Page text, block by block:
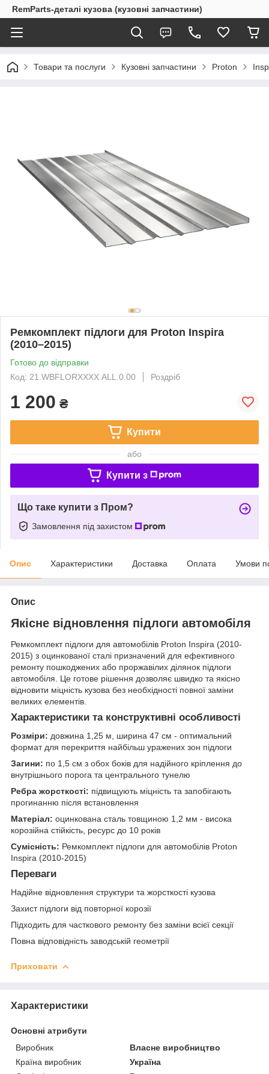
RemParts-деталі кузова (кузовні запчастини)
Товари та послуги Кузовні запчастини Proton
Ремкомплект підлоги для Proton Inspira
(2010–2015)
Готово до відправки
Код: 21.WBFLORXXXX.ALL.0.00
Роздріб
1 200 ₴
Купити
або
Купити з
Що таке купити з Пром?
Замовлення під захистом
Опис Характеристики Доставка Оплата Умови
Опис
Якісне відновлення підлоги автомобіля
Ремкомплект підлоги для автомобілів Proton Inspira (2010-
2015) з оцинкованої сталі призначений для ефективного
ремонту пошкоджених або проржавілих ділянок підлоги
автомобіля. Це готове рішення дозволяє швидко та якісно
відновити міцність кузова без необхідності повної заміни
великих елементів.
Характеристики та конструктивні особливості
Розміри: довжина 1,25 м, ширина 47 см - оптимальний
формат для перекриття найбільш уражених зон підлоги
Загини: по 1,5 см з обох боків для надійного кріплення до
внутрішнього порога та центрального тунелю
Ребра жорсткості: підвищують міцність та запобігають
прогинанню після встановлення
Матеріал: оцинкована сталь товщиною 1,2 мм - висока
корозійна стійкість, ресурс до 10 років
Сумісність: Ремкомплект підлоги для автомобілів Proton
Inspira (2010-2015)
Переваги
Надійне відновлення структури та жорсткості кузова
Захист підлоги від повторної корозії
Підходить для часткового ремонту без заміни всієї секції
Повна відповідність заводській геометрії
Приховати
Характеристики
Основні атрибути
Виробник
Власне виробництво
Країна виробник
Україна